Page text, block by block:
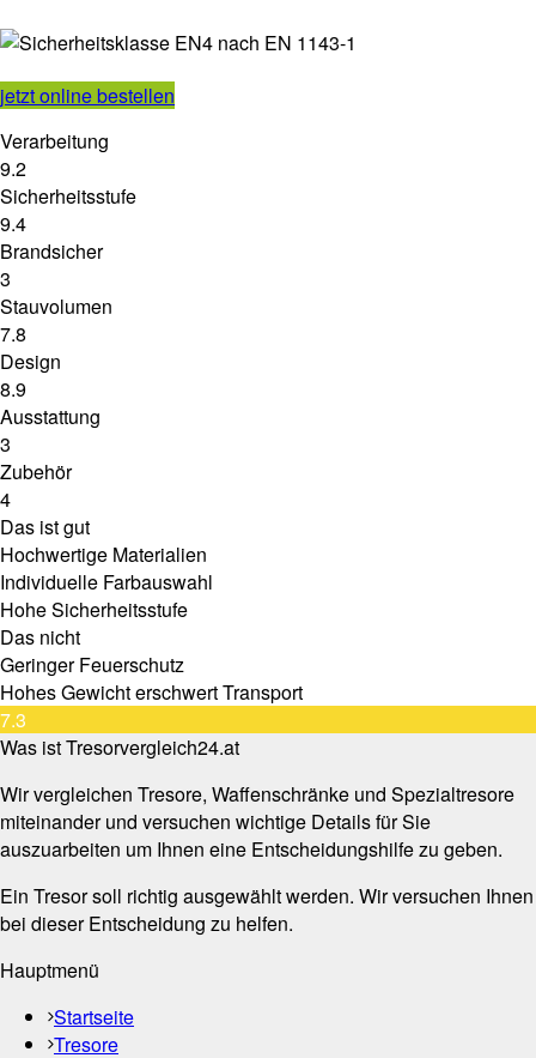
jetzt online bestellen
Verarbeitung
9.2
Sicherheitsstufe
9.4
Brandsicher
3
Stauvolumen
7.8
Design
8.9
Ausstattung
3
Zubehör
4
Das ist gut
Hochwertige Materialien
Individuelle Farbauswahl
Hohe Sicherheitsstufe
Das nicht
Geringer Feuerschutz
Hohes Gewicht erschwert Transport
7.3
Was ist Tresorvergleich24.at
Wir vergleichen Tresore, Waffenschränke und Spezialtresore
miteinander und versuchen wichtige Details für Sie
auszuarbeiten um Ihnen eine Entscheidungshilfe zu geben.
Ein Tresor soll richtig ausgewählt werden. Wir versuchen Ihnen
bei dieser Entscheidung zu helfen.
Hauptmenü
Startseite
Tresore